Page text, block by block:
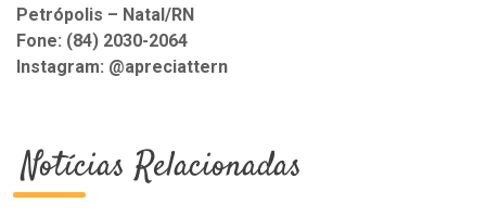
Petrópolis – Natal/RN
Fone: (84) 2030-2064
Instagram: @apreciattern
Notícias Relacionadas